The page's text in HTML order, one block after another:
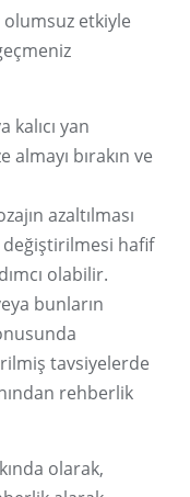
etkiyle
kalıcı yan
almayı bırakın ve
azaltılması
değiştirilmesi hafif
olabilir.
bunların
tavsiyelerde
rehberlik
olarak,